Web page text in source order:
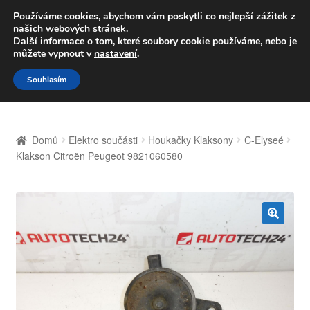
DOPRAVA od 139,-Kč
Volejte po-pá 9-16 704 494 494
Přeskočit
na
navigaci
Přejít
k
obsahu
Celosvětová doprava
Košík
Domů Elektro součásti Houkačky Klaksony
C-Elyseé
Klakson Citroën Peugeot 9821060580
🔍
Používáme cookies, abychom vám poskytli co nejlepší zážitek z
našich webových stránek.
Další informace o tom, které soubory cookie používáme, nebo je
můžete vypnout v nastavení.
Souhlasím